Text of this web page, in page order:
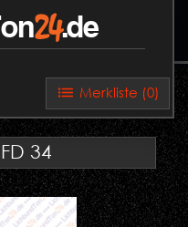
Merkliste (0)
24.de
34